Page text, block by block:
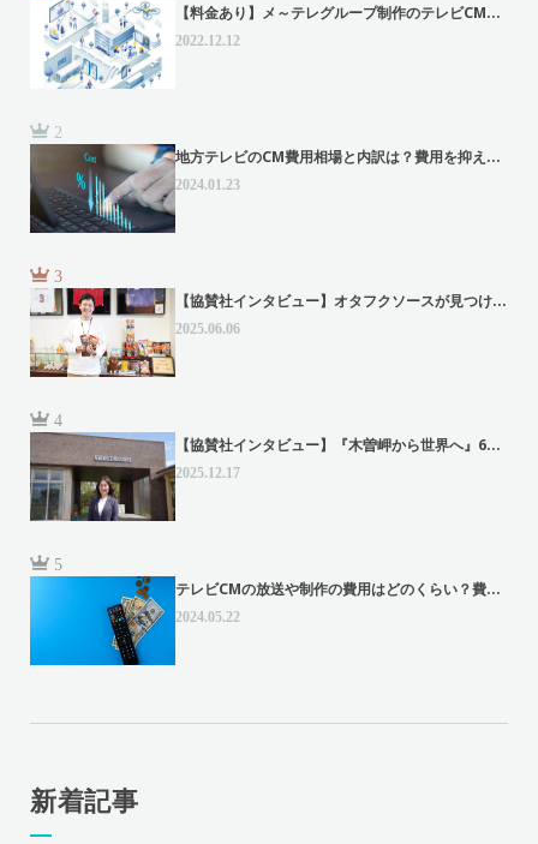
【料金あり】メ～テレグループ制作のテレビCM...
2022.12.12
2
地方テレビのCM費用相場と内訳は？費用を抑え...
2024.01.23
3
【協賛社インタビュー】オタフクソースが見つけ...
2025.06.06
4
【協賛社インタビュー】『木曽岬から世界へ』6...
2025.12.17
5
テレビCMの放送や制作の費用はどのくらい？費...
2024.05.22
新着記事